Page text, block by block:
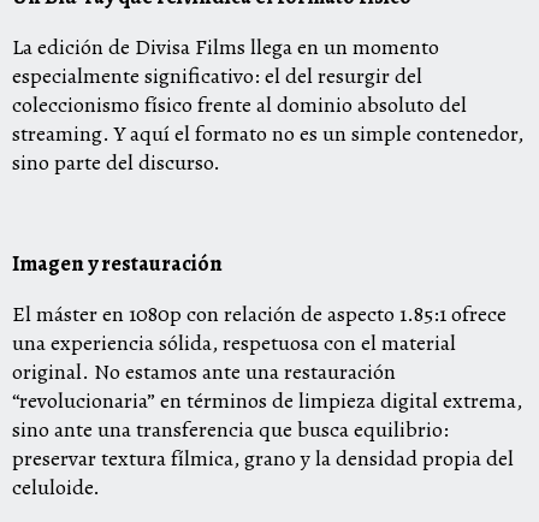
La edición de Divisa Films llega en un momento
especialmente significativo: el del resurgir del
coleccionismo físico frente al dominio absoluto del
streaming. Y aquí el formato no es un simple contenedor,
sino parte del discurso.
Imagen y restauración
El máster en 1080p con relación de aspecto 1.85:1 ofrece
una experiencia sólida, respetuosa con el material
original. No estamos ante una restauración
“revolucionaria” en términos de limpieza digital extrema,
sino ante una transferencia que busca equilibrio:
preservar textura fílmica, grano y la densidad propia del
celuloide.